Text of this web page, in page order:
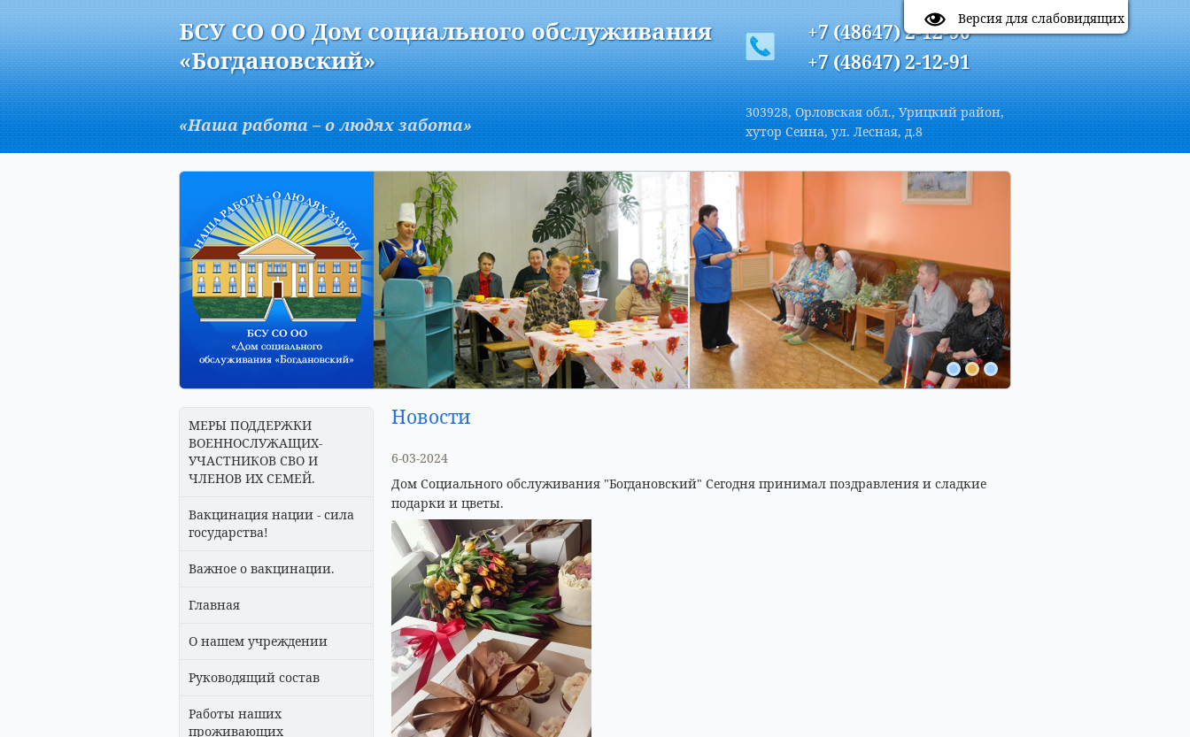
Цветовая схема: A A A
A
Версия для слабовидящих
БСУ СО ОО Дом социального обслуживания
«Богдановский»
«Наша работа – о людях забота»
+7 (48647) 2-12-90
+7 (48647) 2-12-91
303928, Орловская обл., Урицкий район,
хутор Сеина, ул. Лесная, д.8
МЕРЫ ПОДДЕРЖКИ
ВОЕННОСЛУЖАЩИХ-
УЧАСТНИКОВ СВО И
ЧЛЕНОВ ИХ СЕМЕЙ.
Вакцинация нации - сила
государства!
Важное о вакцинации.
Главная
О нашем учреждении
Руководящий состав
Работы наших
проживающих
Новости
6-03-2024
Дом Социального обслуживания "Богдановский" Сегодня принимал поздравления и сладкие
подарки и цветы.